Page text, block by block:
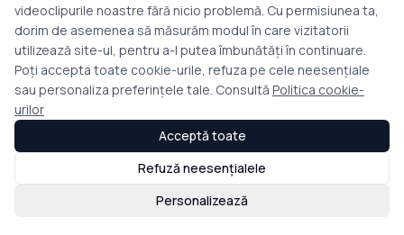
videoclipurile noastre fără nicio problemă. Cu permisiunea ta,
dorim de asemenea să măsurăm modul în care vizitatorii
utilizează site-ul, pentru a-l putea îmbunătăți în continuare.
Poți accepta toate cookie-urile, refuza pe cele neesențiale
sau personaliza preferințele tale. Consultă Politica cookie-
urilor
Personalizează
Refuză neesențialele
Acceptă toate